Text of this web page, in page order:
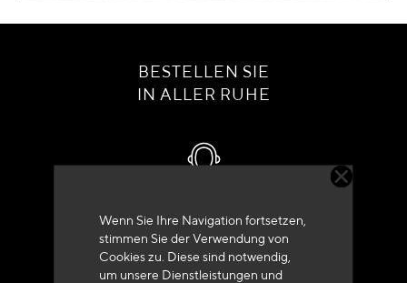
Wenn Sie Ihre Navigation fortsetzen,
stimmen Sie der Verwendung von
Cookies zu. Diese sind notwendig,
um unsere Dienstleistungen und
BESTELLEN SIE
IN ALLER RUHE
Kundenservice
+33 (0)4 79 72 62 22 Drücken 1